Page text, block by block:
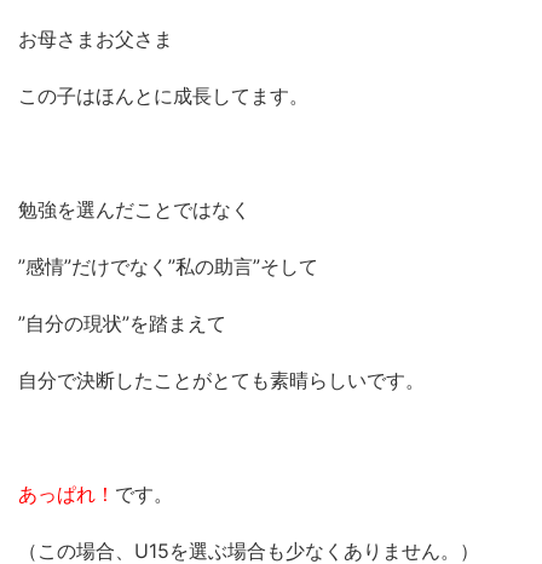
お母さまお父さま
この子はほんとに成長してます。
勉強を選んだことではなく
”感情”だけでなく”私の助言”そして
”自分の現状”を踏まえて
自分で決断したことがとても素晴らしいです。
あっぱれ！ です。
（この場合、U15を選ぶ場合も少なくありません。）